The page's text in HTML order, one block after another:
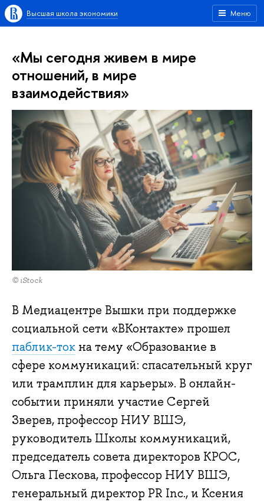
Меню
Высшая школа экономики
«Мы сегодня живем в мире
отношений, в мире
взаимодействия»
© iStock
В Медиацентре Вышки при поддержке
социальной сети «ВКонтакте» прошел
паблик-ток на тему «Образование в
сфере коммуникаций: спасательный круг
или трамплин для карьеры». В онлайн-
событии приняли участие Сергей
Зверев, профессор НИУ ВШЭ,
руководитель Школы коммуникаций,
председатель совета директоров КРОС,
Ольга Пескова, профессор НИУ ВШЭ,
генеральный директор PR Inc., и Ксения